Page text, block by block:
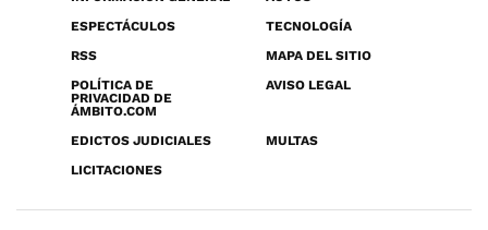
ESPECTÁCULOS
TECNOLOGÍA
RSS
MAPA DEL SITIO
POLÍTICA DE
PRIVACIDAD DE
ÁMBITO.COM
AVISO LEGAL
EDICTOS JUDICIALES
MULTAS
LICITACIONES